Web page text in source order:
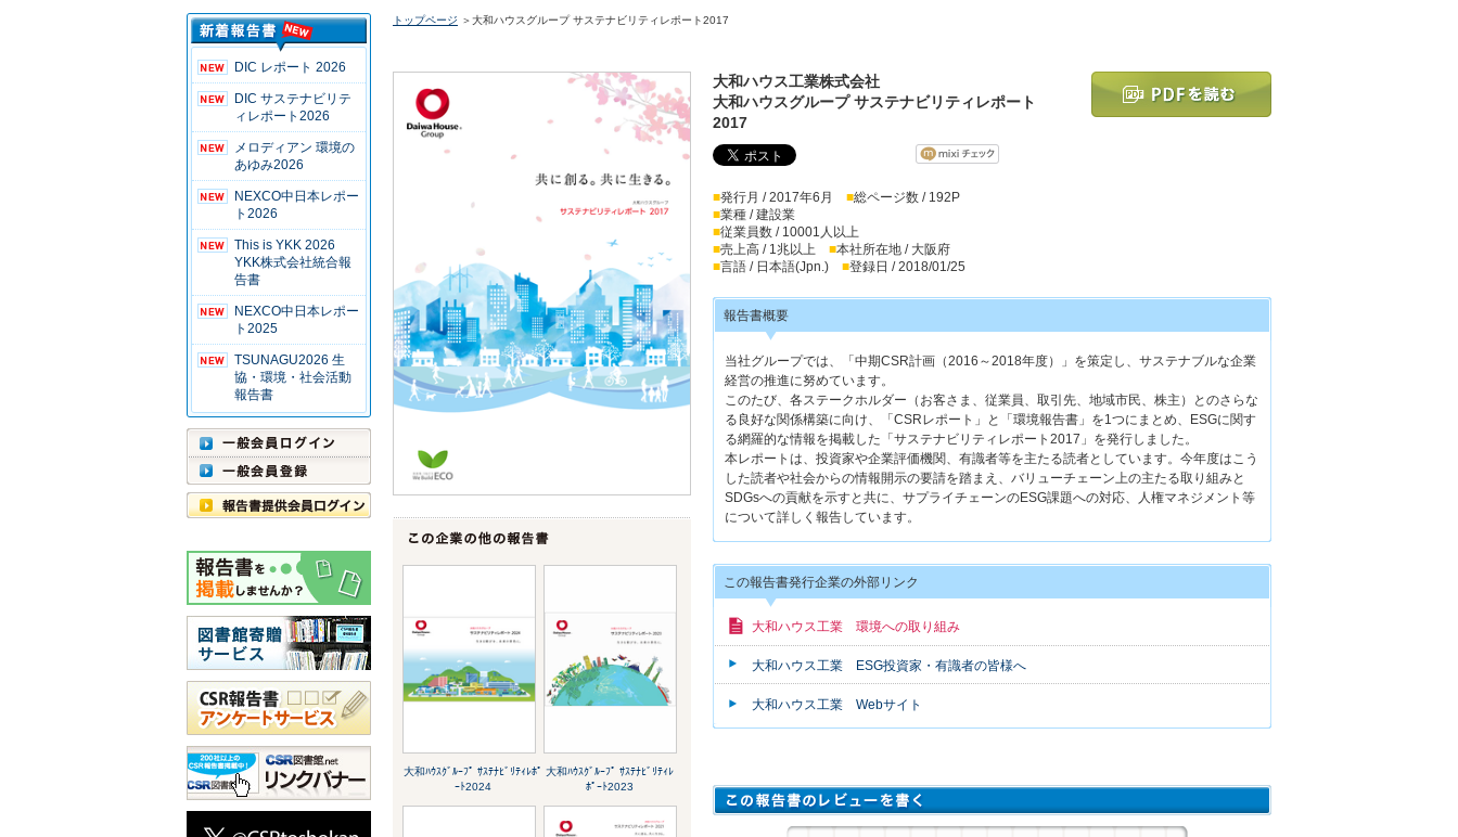
DIC レポート 2026
DIC サステナビリテ
ィレポート2026
メロディアン 環境の
あゆみ2026
NEXCO中日本レポー
ト2026
This is YKK 2026
YKK株式会社統合報
告書
NEXCO中日本レポー
ト2025
TSUNAGU2026 生
協・環境・社会活動
報告書
トップページ ＞大和ハウスグループ サステナビリティレポート2017
大和ﾊｳｽｸﾞﾙｰﾌﾟ ｻｽﾃﾅﾋﾞﾘﾃｨﾚﾎﾟ
ｰﾄ2024
大和ﾊｳｽｸﾞﾙｰﾌﾟ ｻｽﾃﾅﾋﾞﾘﾃｨﾚ
ﾎﾟｰﾄ2023
大和ハウス工業株式会社
大和ハウスグループ サステナビリティレポート
2017
■発行月 / 2017年6月 ■総ページ数 / 192P
■業種 / 建設業
■従業員数 / 10001人以上
■売上高 / 1兆以上 ■本社所在地 / 大阪府
■言語 / 日本語(Jpn.) ■登録日 / 2018/01/25
報告書概要
当社グループでは、「中期CSR計画（2016～2018年度）」を策定し、サステナブルな企業
経営の推進に努めています。
このたび、各ステークホルダー（お客さま、従業員、取引先、地域市民、株主）とのさらな
る良好な関係構築に向け、「CSRレポート」と「環境報告書」を1つにまとめ、ESGに関す
る網羅的な情報を掲載した「サステナビリティレポート2017」を発行しました。
本レポートは、投資家や企業評価機関、有識者等を主たる読者としています。今年度はこう
した読者や社会からの情報開示の要請を踏まえ、バリューチェーン上の主たる取り組みと
SDGsへの貢献を示すと共に、サプライチェーンのESG課題への対応、人権マネジメント等
について詳しく報告しています。
この報告書発行企業の外部リンク
大和ハウス工業 環境への取り組み
大和ハウス工業 ESG投資家・有識者の皆様へ
大和ハウス工業 Webサイト